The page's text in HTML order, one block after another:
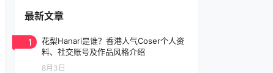
最新文章
1
花梨Hanari是谁？香港人气Coser个人资
料、社交账号及作品风格介绍
8月3日